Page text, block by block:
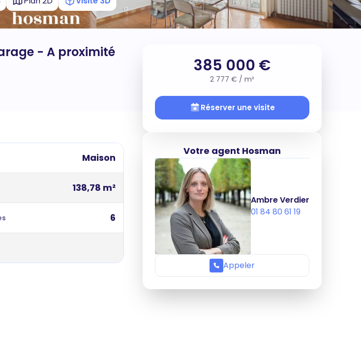
385 000 €
2 777 € / m²
Réserver une visite
Votre agent Hosman
Ambre Verdier
01 84 80 61 19
Appeler
- A proximité
Maison
138,78 m²
6